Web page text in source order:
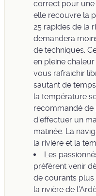
correct pour une
elle recouvre la
25 rapides de la
demandera
de techniques.
en pleine
vous rafraichir
sautant de
la température
recommandé de
d’effectuer un
matinée. La
la rivière et la
Les
préfèrent venir
de courants plus
la rivière de